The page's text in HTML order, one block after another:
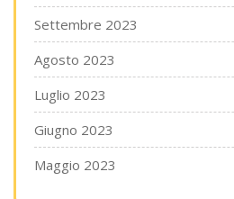
Settembre 2023
Agosto 2023
Luglio 2023
Giugno 2023
Maggio 2023